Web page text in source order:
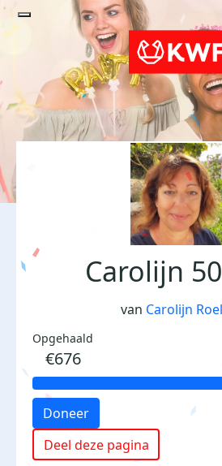
Carolijn
van Carolijn
Opgehaald
€676
Doneer
Deel deze pagina